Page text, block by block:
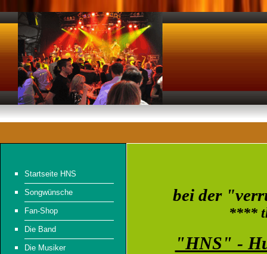
Startseite HNS
Songwünsche
Fan-Shop
Die Band
Die Musiker
bei der
****
"HNS" -